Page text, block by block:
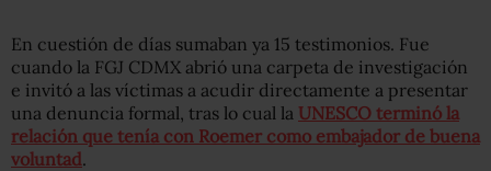
En cuestión de días sumaban ya 15 testimonios. Fue
cuando la FGJ CDMX abrió una carpeta de investigación
e invitó a las víctimas a acudir directamente a presentar
una denuncia formal, tras lo cual la UNESCO terminó la
relación que tenía con Roemer como embajador de buena
voluntad.